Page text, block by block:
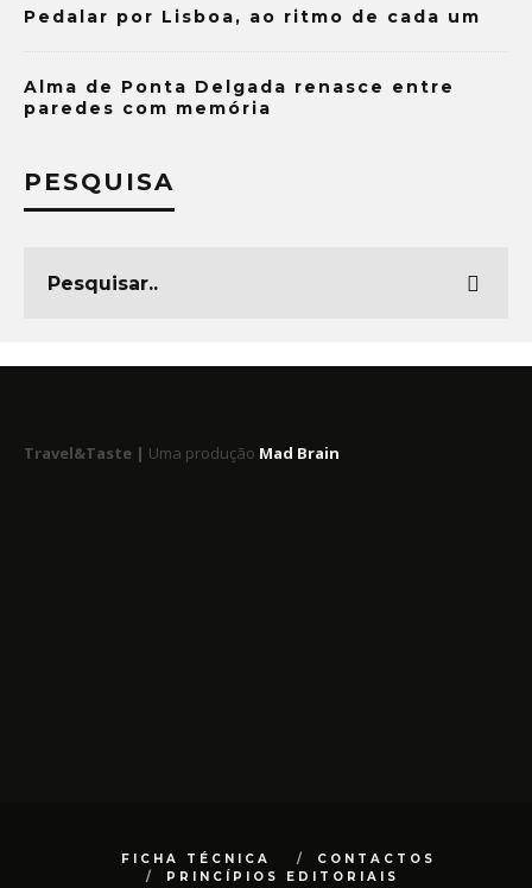
Pedalar por Lisboa, ao ritmo de cada um
Alma de Ponta Delgada renasce entre
paredes com memória
PESQUISA
Travel&Taste | Uma produção Mad Brain
FICHA TÉCNICA
CONTACTOS
PRINCÍPIOS EDITORIAIS